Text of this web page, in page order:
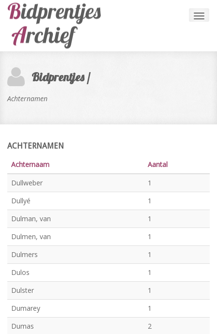
Bidprentjes /
Achternamen
ACHTERNAMEN
Achternaam
Aantal
Dullweber
1
Dullyé
1
Dulman, van
1
Dulmen, van
1
Dulmers
1
Dulos
1
Dulster
1
Dumarey
1
Dumas
2